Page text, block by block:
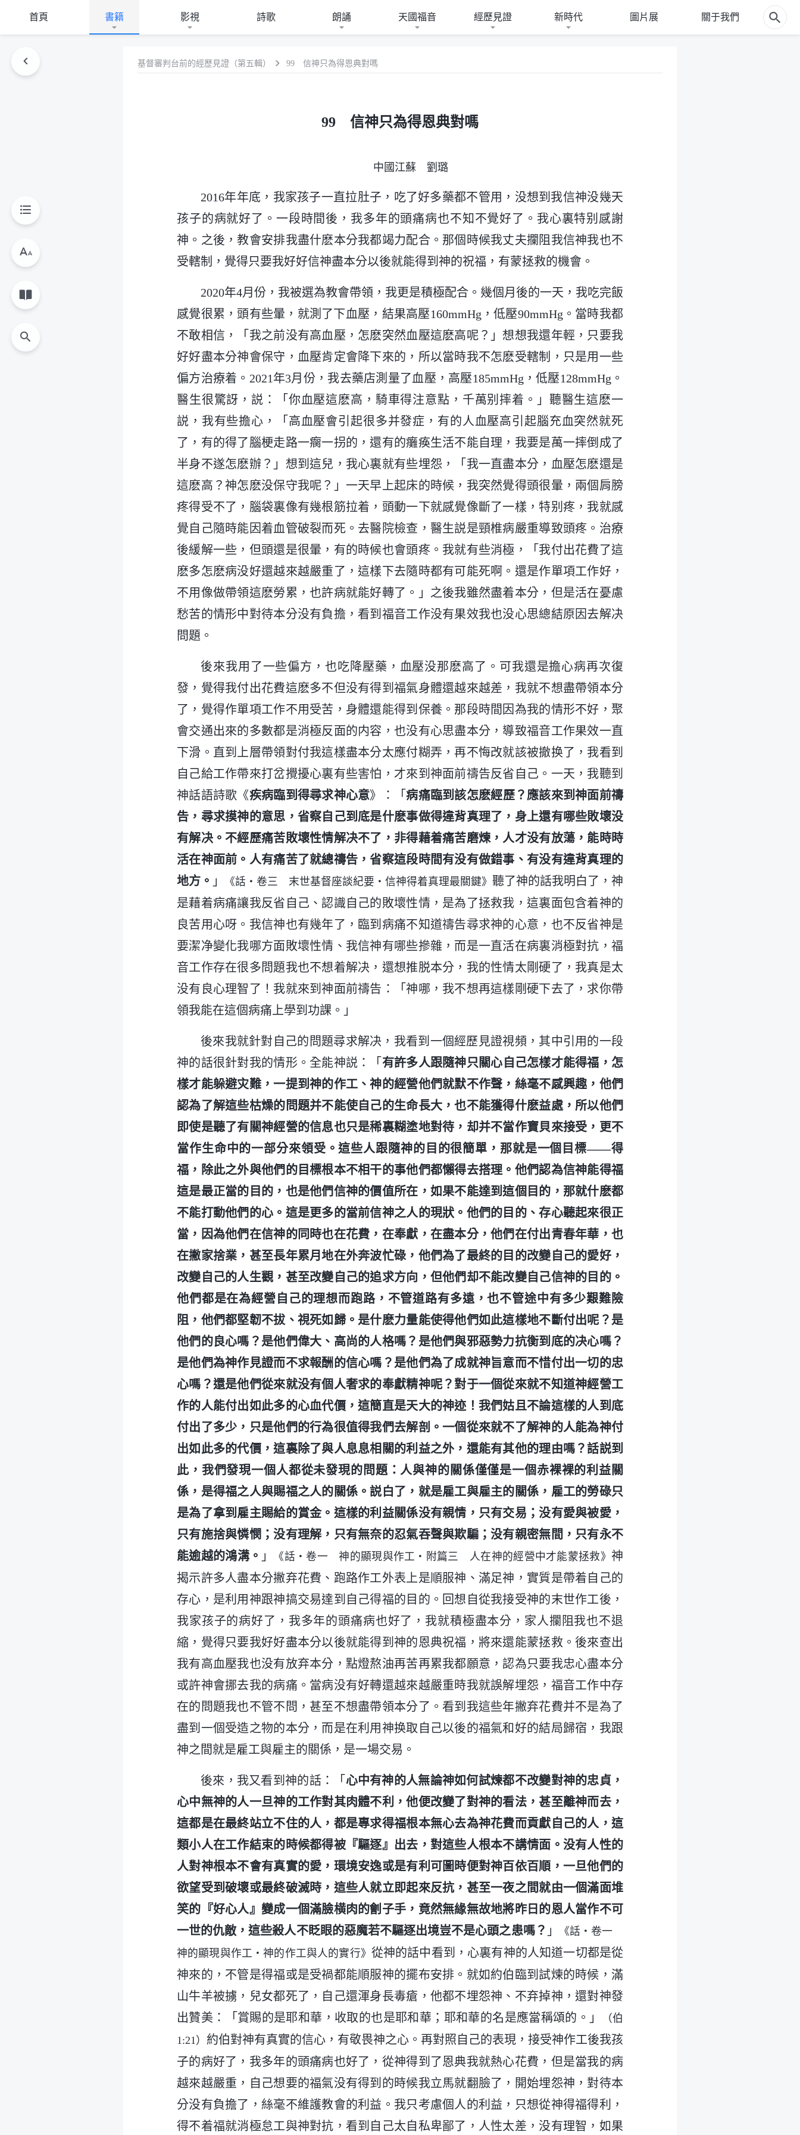
首頁 書籍 影視 詩歌 朗誦 天國福音 經歷見證 新時代 圖片展 關于我們
基督審判台前的經歷見證（第五輯） 99 信神只為得恩典對嗎
99 信神只為得恩典對嗎
中國江蘇 劉璐
2016年年底，我家孩子一直拉肚子，吃了好多藥都不管用，没想到我信神没幾天
孩子的病就好了。一段時間後，我多年的頭痛病也不知不覺好了。我心裏特别感謝
神。之後，教會安排我盡什麽本分我都竭力配合。那個時候我丈夫攔阻我信神我也不
受轄制，覺得只要我好好信神盡本分以後就能得到神的祝福，有蒙拯救的機會。
2020年4月份，我被選為教會帶領，我更是積極配合。幾個月後的一天，我吃完飯
感覺很累，頭有些暈，就測了下血壓，結果高壓160mmHg，低壓90mmHg。當時我都
不敢相信，「我之前没有高血壓，怎麽突然血壓這麽高呢？」想想我還年輕，只要我
好好盡本分神會保守，血壓肯定會降下來的，所以當時我不怎麽受轄制，只是用一些
偏方治療着。2021年3月份，我去藥店測量了血壓，高壓185mmHg，低壓128mmHg。
醫生很驚訝，説：「你血壓這麽高，騎車得注意點，千萬别摔着。」聽醫生這麽一
説，我有些擔心，「高血壓會引起很多并發症，有的人血壓高引起腦充血突然就死
了，有的得了腦梗走路一瘸一拐的，還有的癱痪生活不能自理，我要是萬一摔倒成了
半身不遂怎麽辦？」想到這兒，我心裏就有些埋怨，「我一直盡本分，血壓怎麽還是
這麽高？神怎麽没保守我呢？」一天早上起床的時候，我突然覺得頭很暈，兩個肩膀
疼得受不了，腦袋裏像有幾根筋拉着，頭動一下就感覺像斷了一樣，特别疼，我就感
覺自己隨時能因着血管破裂而死。去醫院檢查，醫生説是頸椎病嚴重導致頭疼。治療
後緩解一些，但頭還是很暈，有的時候也會頭疼。我就有些消極，「我付出花費了這
麽多怎麽病没好還越來越嚴重了，這樣下去隨時都有可能死啊。還是作單項工作好，
不用像做帶領這麽勞累，也許病就能好轉了。」之後我雖然盡着本分，但是活在憂慮
愁苦的情形中對待本分没有負擔，看到福音工作没有果效我也没心思總結原因去解决
問題。
後來我用了一些偏方，也吃降壓藥，血壓没那麽高了。可我還是擔心病再次復
發，覺得我付出花費這麽多不但没有得到福氣身體還越來越差，我就不想盡帶領本分
了，覺得作單項工作不用受苦，身體還能得到保養。那段時間因為我的情形不好，聚
會交通出來的多數都是消極反面的内容，也没有心思盡本分，導致福音工作果效一直
下滑。直到上層帶領對付我這樣盡本分太應付糊弄，再不悔改就該被撤换了，我看到
自己給工作帶來打岔攪擾心裏有些害怕，才來到神面前禱告反省自己。一天，我聽到
神話語詩歌《疾病臨到得尋求神心意》：「病痛臨到該怎麽經歷？應該來到神面前禱
告，尋求摸神的意思，省察自己到底是什麽事做得違背真理了，身上還有哪些敗壞没
有解决。不經歷痛苦敗壞性情解决不了，非得藉着痛苦磨煉，人才没有放蕩，能時時
活在神面前。人有痛苦了就總禱告，省察這段時間有没有做錯事、有没有違背真理的
地方。 」 《話・卷三 末世基督座談紀要・信神得着真理最關鍵》 聽了神的話我明白了，神
是藉着病痛讓我反省自己、認識自己的敗壞性情，是為了拯救我，這裏面包含着神的
良苦用心呀。我信神也有幾年了，臨到病痛不知道禱告尋求神的心意，也不反省神是
要潔净變化我哪方面敗壞性情、我信神有哪些摻雜，而是一直活在病裏消極對抗，福
音工作存在很多問題我也不想着解决，還想推脱本分，我的性情太剛硬了，我真是太
没有良心理智了！我就來到神面前禱告：「神哪，我不想再這樣剛硬下去了，求你帶
領我能在這個病痛上學到功課。」
後來我就針對自己的問題尋求解决，我看到一個經歷見證視頻，其中引用的一段
神的話很針對我的情形。全能神説：「 有許多人跟隨神只關心自己怎樣才能得福，怎
樣才能躲避灾難，一提到神的作工、神的經營他們就默不作聲，絲毫不感興趣，他們
認為了解這些枯燥的問題并不能使自己的生命長大，也不能獲得什麽益處，所以他們
即使是聽了有關神經營的信息也只是稀裏糊塗地對待，却并不當作寶貝來接受，更不
當作生命中的一部分來領受。這些人跟隨神的目的很簡單，那就是一個目標——得
福，除此之外與他們的目標根本不相干的事他們都懶得去搭理。他們認為信神能得福
這是最正當的目的，也是他們信神的價值所在，如果不能達到這個目的，那就什麽都
不能打動他們的心。這是更多的當前信神之人的現狀。他們的目的、存心聽起來很正
當，因為他們在信神的同時也在花費，在奉獻，在盡本分，他們在付出青春年華，也
在撇家捨業，甚至長年累月地在外奔波忙碌，他們為了最終的目的改變自己的愛好，
改變自己的人生觀，甚至改變自己的追求方向，但他們却不能改變自己信神的目的。
他們都是在為經營自己的理想而跑路，不管道路有多遠，也不管途中有多少艱難險
阻，他們都堅韌不拔、視死如歸。是什麽力量能使得他們如此這樣地不斷付出呢？是
他們的良心嗎？是他們偉大、高尚的人格嗎？是他們與邪惡勢力抗衡到底的决心嗎？
是他們為神作見證而不求報酬的信心嗎？是他們為了成就神旨意而不惜付出一切的忠
心嗎？還是他們從來就没有個人奢求的奉獻精神呢？對于一個從來就不知道神經營工
作的人能付出如此多的心血代價，這簡直是天大的神迹！我們姑且不論這樣的人到底
付出了多少，只是他們的行為很值得我們去解剖。一個從來就不了解神的人能為神付
出如此多的代價，這裏除了與人息息相關的利益之外，還能有其他的理由嗎？話説到
此，我們發現一個人都從未發現的問題：人與神的關係僅僅是一個赤裸裸的利益關
係，是得福之人與賜福之人的關係。説白了，就是雇工與雇主的關係，雇工的勞碌只
是為了拿到雇主賜給的賞金。這樣的利益關係没有親情，只有交易；没有愛與被愛，
只有施捨與憐憫；没有理解，只有無奈的忍氣吞聲與欺騙；没有親密無間，只有永不
能逾越的鴻溝。 」 《話・卷一 神的顯現與作工・附篇三 人在神的經營中才能蒙拯救》 神
揭示許多人盡本分撇弃花費、跑路作工外表上是順服神、滿足神，實質是帶着自己的
存心，是利用神跟神搞交易達到自己得福的目的。回想自從我接受神的末世作工後，
我家孩子的病好了，我多年的頭痛病也好了，我就積極盡本分，家人攔阻我也不退
縮，覺得只要我好好盡本分以後就能得到神的恩典祝福，將來還能蒙拯救。後來查出
我有高血壓我也没有放弃本分，點燈熬油再苦再累我都願意，認為只要我忠心盡本分
或許神會挪去我的病痛。當病没有好轉還越來越嚴重時我就誤解埋怨，福音工作中存
在的問題我也不管不問，甚至不想盡帶領本分了。看到我這些年撇弃花費并不是為了
盡到一個受造之物的本分，而是在利用神换取自己以後的福氣和好的結局歸宿，我跟
神之間就是雇工與雇主的關係，是一場交易。
後來，我又看到神的話：「 心中有神的人無論神如何試煉都不改變對神的忠貞，
心中無神的人一旦神的工作對其肉體不利，他便改變了對神的看法，甚至離神而去，
這都是在最終站立不住的人，都是專求得福根本無心去為神花費而貢獻自己的人，這
類小人在工作結束的時候都得被『驅逐』出去，對這些人根本不講情面。没有人性的
人對神根本不會有真實的愛，環境安逸或是有利可圖時便對神百依百順，一旦他們的
欲望受到破壞或最終破滅時，這些人就立即起來反抗，甚至一夜之間就由一個滿面堆
笑的『好心人』變成一個滿臉横肉的劊子手，竟然無緣無故地將昨日的恩人當作不可
一世的仇敵，這些殺人不眨眼的惡魔若不驅逐出境豈不是心頭之患嗎？ 」
《話・卷一
神的顯現與作工・神的作工與人的實行》 從神的話中看到，心裏有神的人知道一切都是從
神來的，不管是得福或是受禍都能順服神的擺布安排。就如約伯臨到試煉的時候，滿
山牛羊被擄，兒女都死了，自己還渾身長毒瘡，他都不埋怨神、不弃掉神，還對神發
出贊美：「賞賜的是耶和華，收取的也是耶和華；耶和華的名是應當稱頌的。」
（伯
1:21） 約伯對神有真實的信心，有敬畏神之心。再對照自己的表現，接受神作工後我孩
子的病好了，我多年的頭痛病也好了，從神得到了恩典我就熱心花費，但是當我的病
越來越嚴重，自己想要的福氣没有得到的時候我立馬就翻臉了，開始埋怨神，對待本
分没有負擔了，絲毫不維護教會的利益。我只考慮個人的利益，只想從神得福得利，
得不着福就消極怠工與神對抗，看到自己太自私卑鄙了，人性太差，没有理智，如果